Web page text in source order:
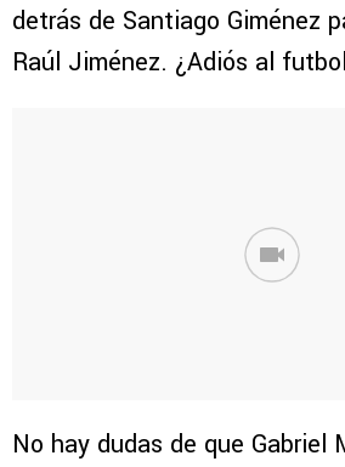
detrás de Santiago Giménez
Raúl Jiménez. ¿Adiós al
No hay dudas de que Gabriel